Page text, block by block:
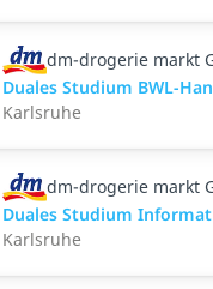
dm-drogerie markt
Duales Studium BWL-
Karlsruhe
dm-drogerie markt
Duales Studium
Karlsruhe